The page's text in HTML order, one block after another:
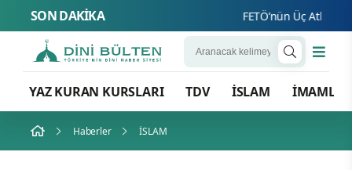
SON DAKİKA FETÖ’nün Üç Atlısı!
YAZ KURAN KURSLARI TDV İSLAM İMAMLAR
Haberler İSLAM